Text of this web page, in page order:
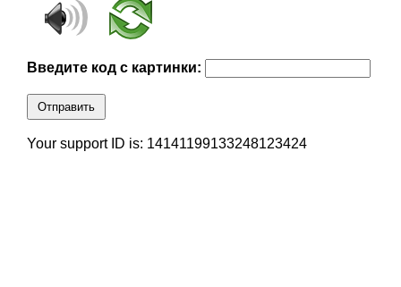
Введите код с картинки:
Отправить
Your support ID is: 14141199133248123424